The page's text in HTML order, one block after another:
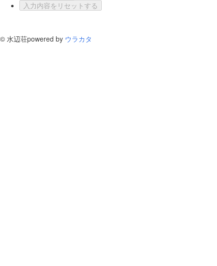
入力内容をリセットする
© 水辺荘powered by ウラカタ